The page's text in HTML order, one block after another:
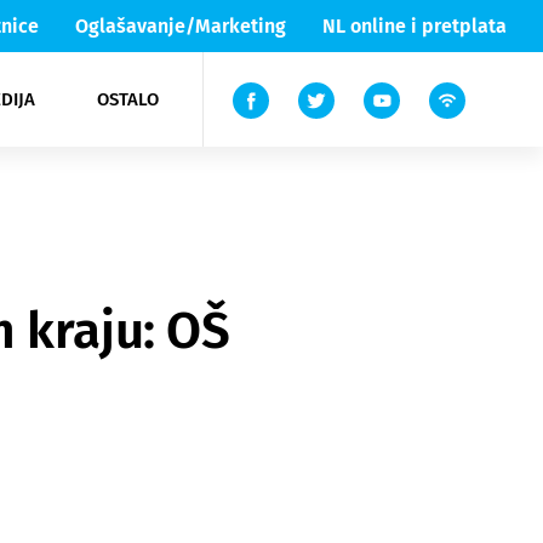
Oglašavanje/Marketing NL online i pretplata
OSTALO
Lika & Senj
TV
kraju: OŠ